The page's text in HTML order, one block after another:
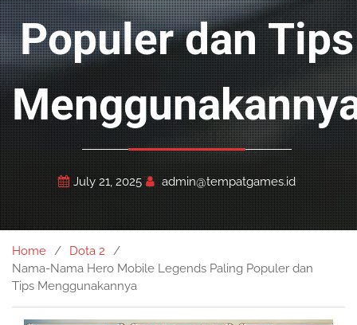
Populer dan Tips
July 21, 2025 admin@tempatgames.id
Home
Dota 2
Nama-Nama Hero Mobile Legends Paling Populer dan
Tips Menggunakannya